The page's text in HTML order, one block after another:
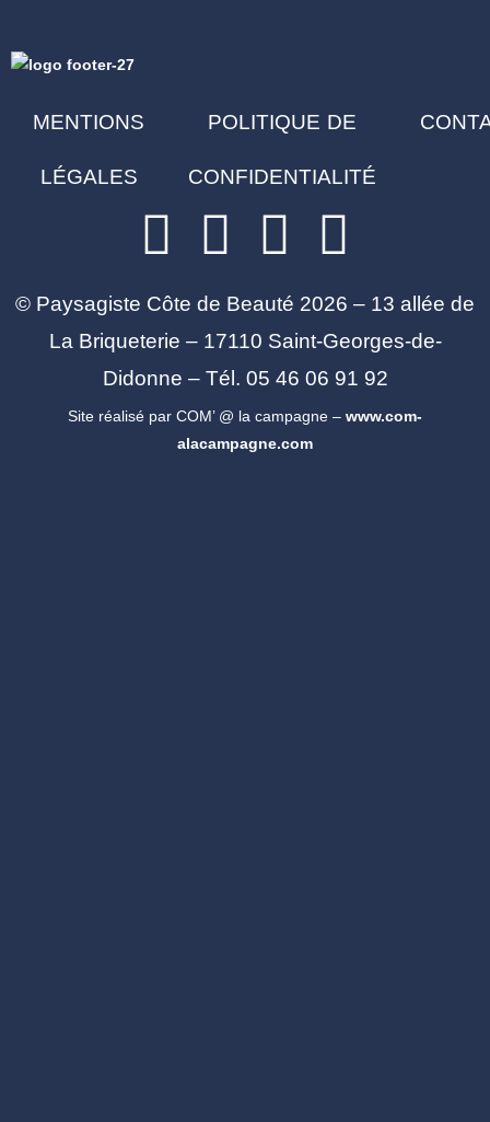
MENTIONS
LÉGALES
POLITIQUE DE
CONFIDENTIALITÉ
© Paysagiste Côte de Beauté 2026 – 13 allée de
La Briqueterie – 17110 Saint-Georges-de-
Didonne – Tél. 05 46 06 91 92
Site réalisé par COM’ @ la campagne – www.com-
alacampagne.com